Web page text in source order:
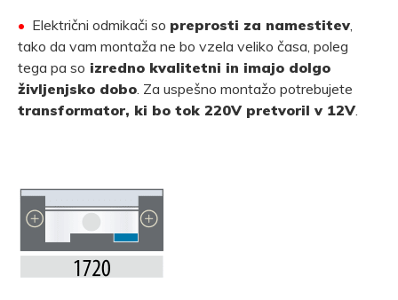
• Električni odmikači so preprosti za namestitev,
tako da vam montaža ne bo vzela veliko časa, poleg
tega pa so izredno kvalitetni in imajo dolgo
življenjsko dobo. Za uspešno montažo potrebujete
transformator, ki bo tok 220V pretvoril v 12V.